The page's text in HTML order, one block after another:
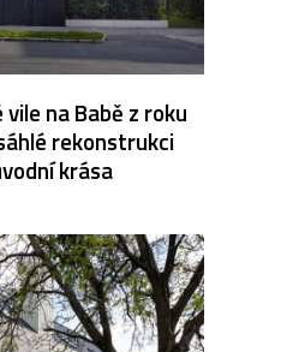
na Babě z roku
rekonstrukci
krása